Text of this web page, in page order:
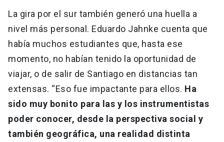
La gira por el sur también generó una huella a
nivel más personal. Eduardo Jahnke cuenta que
había muchos estudiantes que, hasta ese
momento, no habían tenido la oportunidad de
viajar, o de salir de Santiago en distancias tan
extensas. “Eso fue impactante para ellos. Ha
sido muy bonito para las y los instrumentistas
poder conocer, desde la perspectiva social y
también geográfica, una realidad distinta